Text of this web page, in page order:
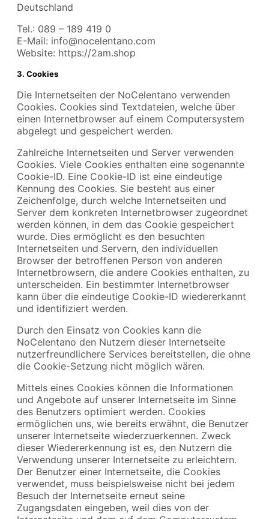
Deutschland
Tel.: 089 – 189 419 0
E-Mail: info@nocelentano.com
Website: https://2am.shop
3. Cookies
Die Internetseiten der NoCelentano verwenden
Cookies. Cookies sind Textdateien, welche über
einen Internetbrowser auf einem Computersystem
abgelegt und gespeichert werden.
Zahlreiche Internetseiten und Server verwenden
Cookies. Viele Cookies enthalten eine sogenannte
Cookie-ID. Eine Cookie-ID ist eine eindeutige
Kennung des Cookies. Sie besteht aus einer
Zeichenfolge, durch welche Internetseiten und
Server dem konkreten Internetbrowser zugeordnet
werden können, in dem das Cookie gespeichert
wurde. Dies ermöglicht es den besuchten
Internetseiten und Servern, den individuellen
Browser der betroffenen Person von anderen
Internetbrowsern, die andere Cookies enthalten, zu
unterscheiden. Ein bestimmter Internetbrowser
kann über die eindeutige Cookie-ID wiedererkannt
und identifiziert werden.
Durch den Einsatz von Cookies kann die
NoCelentano den Nutzern dieser Internetseite
nutzerfreundlichere Services bereitstellen, die ohne
die Cookie-Setzung nicht möglich wären.
Mittels eines Cookies können die Informationen
und Angebote auf unserer Internetseite im Sinne
des Benutzers optimiert werden. Cookies
ermöglichen uns, wie bereits erwähnt, die Benutzer
unserer Internetseite wiederzuerkennen. Zweck
dieser Wiedererkennung ist es, den Nutzern die
Verwendung unserer Internetseite zu erleichtern.
Der Benutzer einer Internetseite, die Cookies
verwendet, muss beispielsweise nicht bei jedem
Besuch der Internetseite erneut seine
Zugangsdaten eingeben, weil dies von der